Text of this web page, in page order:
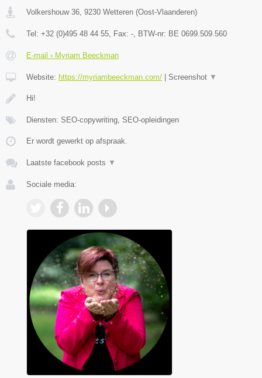
Volkershouw 36 9230 Wetteren (Oost-Vlaanderen)
Tel: +32 (0)495 48 44 55 , Fax: - , BTW-nr: BE 0699.509.560
E-mail › Myriam Beeckman
Website: https://myriambeeckman.com/ Screenshot ▼
Hi!
Diensten: SEO-copywriting, SEO-opleidingen
Er wordt gewerkt op afspraak.
Laatste facebook posts ▼
Sociale media: